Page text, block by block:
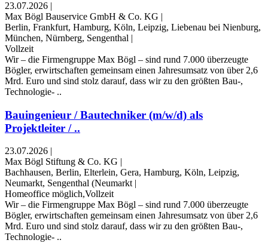
23.07.2026 |
Max Bögl Bauservice GmbH & Co. KG |
Berlin, Frankfurt, Hamburg, Köln, Leipzig, Liebenau bei Nienburg,
München, Nürnberg, Sengenthal |
Vollzeit
Wir – die Firmengruppe Max Bögl – sind rund 7.000 überzeugte
Bögler, erwirtschaften gemeinsam einen Jahresumsatz von über 2,6
Mrd. Euro und sind stolz darauf, dass wir zu den größten Bau-,
Technologie- ..
Bauingenieur / Bautechniker (m/w/d) als
Projektleiter / ..
23.07.2026 |
Max Bögl Stiftung & Co. KG |
Bachhausen, Berlin, Elterlein, Gera, Hamburg, Köln, Leipzig,
Neumarkt, Sengenthal (Neumarkt |
Homeoffice möglich,Vollzeit
Wir – die Firmengruppe Max Bögl – sind rund 7.000 überzeugte
Bögler, erwirtschaften gemeinsam einen Jahresumsatz von über 2,6
Mrd. Euro und sind stolz darauf, dass wir zu den größten Bau-,
Technologie- ..